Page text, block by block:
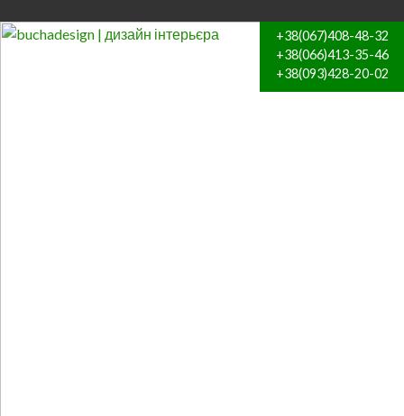
+38(067)408-48-32
+38(066)413-35-46
+38(093)428-20-02